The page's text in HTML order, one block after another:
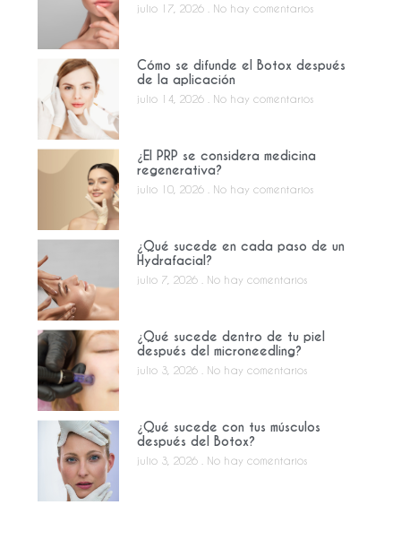
julio 17, 2026 No hay comentarios
Cómo se difunde el Botox después
de la aplicación
julio 14, 2026 No hay comentarios
¿El PRP se considera medicina
regenerativa?
julio 10, 2026 No hay comentarios
¿Qué sucede en cada paso de un
Hydrafacial?
julio 7, 2026 No hay comentarios
¿Qué sucede dentro de tu piel
después del microneedling?
julio 3, 2026 No hay comentarios
¿Qué sucede con tus músculos
después del Botox?
julio 3, 2026 No hay comentarios